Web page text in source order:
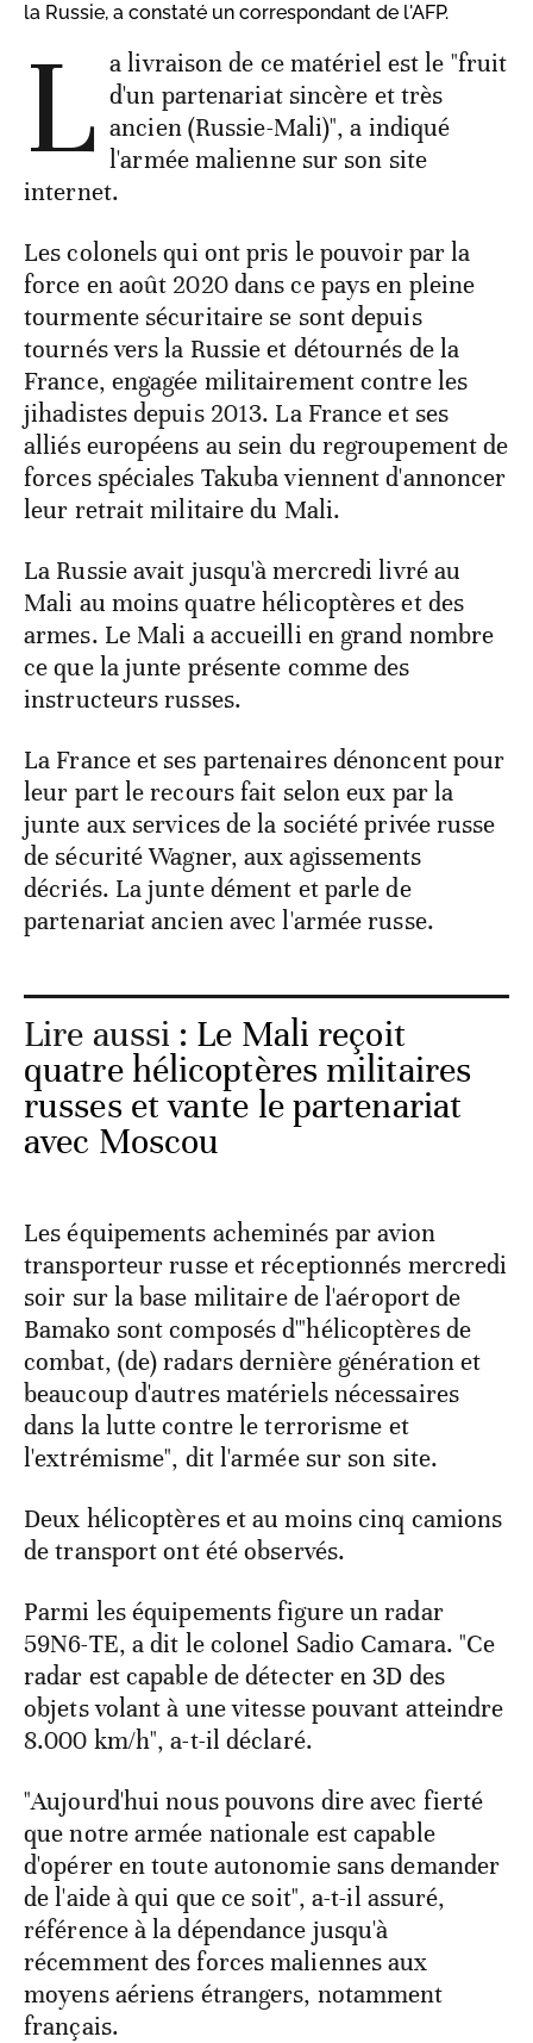
la Russie, a constaté un correspondant de l'AFP.
L a livraison de ce matériel est le "fruit
d'un partenariat sincère et très
ancien (Russie-Mali)", a indiqué
l'armée malienne sur son site
internet.
Les colonels qui ont pris le pouvoir par la
force en août 2020 dans ce pays en pleine
tourmente sécuritaire se sont depuis
tournés vers la Russie et détournés de la
France, engagée militairement contre les
jihadistes depuis 2013. La France et ses
alliés européens au sein du regroupement de
forces spéciales Takuba viennent d'annoncer
leur retrait militaire du Mali.
La Russie avait jusqu'à mercredi livré au
Mali au moins quatre hélicoptères et des
armes. Le Mali a accueilli en grand nombre
ce que la junte présente comme des
instructeurs russes.
La France et ses partenaires dénoncent pour
leur part le recours fait selon eux par la
junte aux services de la société privée russe
de sécurité Wagner, aux agissements
décriés. La junte dément et parle de
partenariat ancien avec l'armée russe.
Lire aussi : Le Mali reçoit
quatre hélicoptères militaires
russes et vante le partenariat
avec Moscou
Les équipements acheminés par avion
transporteur russe et réceptionnés mercredi
soir sur la base militaire de l'aéroport de
Bamako sont composés d'"hélicoptères de
combat, (de) radars dernière génération et
beaucoup d'autres matériels nécessaires
dans la lutte contre le terrorisme et
l'extrémisme", dit l'armée sur son site.
Deux hélicoptères et au moins cinq camions
de transport ont été observés.
Parmi les équipements figure un radar
59N6-TE, a dit le colonel Sadio Camara. "Ce
radar est capable de détecter en 3D des
objets volant à une vitesse pouvant atteindre
8.000 km/h", a-t-il déclaré.
"Aujourd'hui nous pouvons dire avec fierté
que notre armée nationale est capable
d'opérer en toute autonomie sans demander
de l'aide à qui que ce soit", a-t-il assuré,
référence à la dépendance jusqu'à
récemment des forces maliennes aux
moyens aériens étrangers, notamment
français.